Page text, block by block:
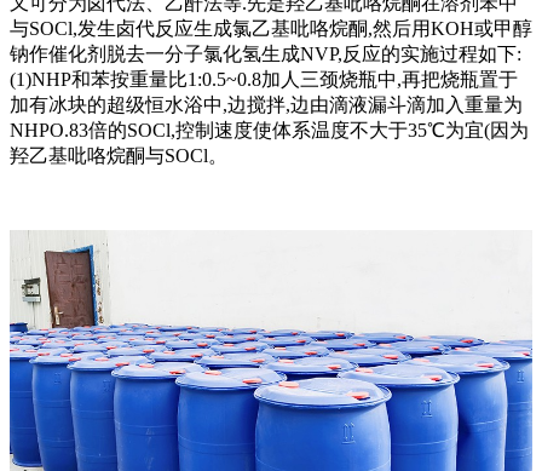
与SOCl,发生卤代反应生成氯乙基吡咯烷酮,然后用KOH或甲醇
钠作催化剂脱去一分子氯化氢生成NVP,反应的实施过程如下:
(1)NHP和苯按重量比1:0.5~0.8加人三颈烧瓶中,再把烧瓶置于
加有冰块的超级恒水浴中,边搅拌,边由滴液漏斗滴加入重量为
NHPO.83倍的SOCl,控制速度使体系温度不大于35℃为宜(因为
羟乙基吡咯烷酮与SOCl。